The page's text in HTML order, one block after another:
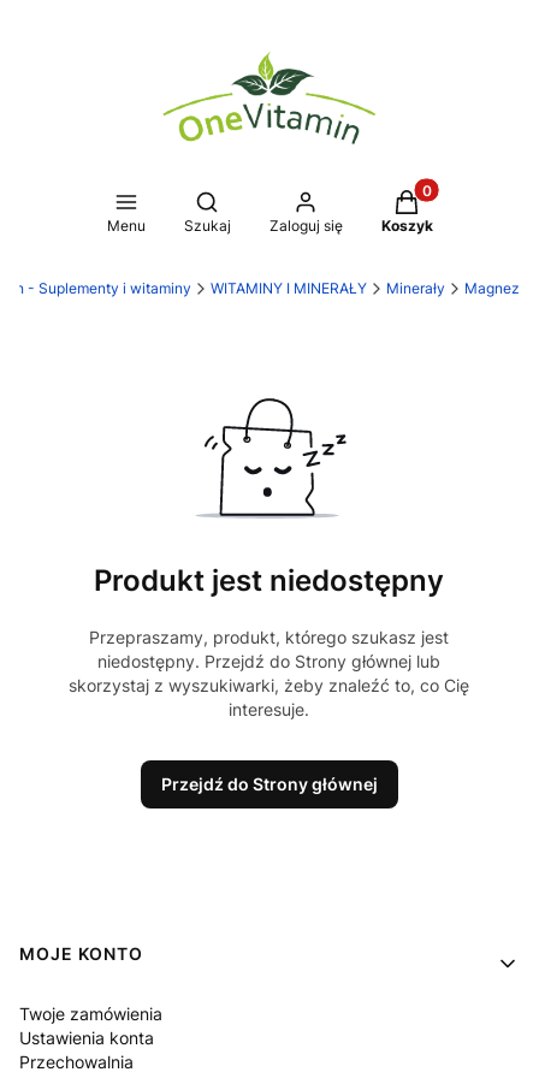
Menu
Otwórz wyszukiwarkę
Szukaj Zaloguj się
Produkty w
Koszyk
- Suplementy i witaminy WITAMINY I MINERAŁY Minerały Magnez
Produkt jest niedostępny
Przepraszamy, produkt, którego szukasz jest
niedostępny. Przejdź do Strony głównej lub
skorzystaj z wyszukiwarki, żeby znaleźć to, co Cię
interesuje.
Przejdź do Strony głównej
Linki w stopce
MOJE KONTO
Twoje zamówienia
Ustawienia konta
Przechowalnia